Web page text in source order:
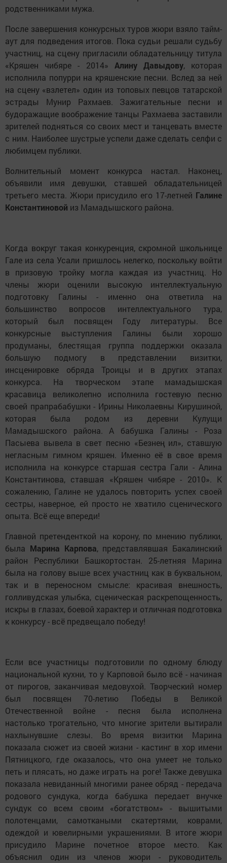
родственниками мужа.
После завершения конкурсных туров жюри взяло тайм-
аут для подведения итогов. Пока судьи решали судьбу
участниц, на сцену пригласили обладательницу титула
«Кряшен чибяре - 2014» Алину Давыдову, которая
исполнила попурри на кряшенские песни. Вслед за ней
на сцену «взлетел» один из топовых певцов татарской
эстрады Мунир Рахмаев. Зажигательные песни и
будоражащие воображение танцы Рахмаева заставили
зрителей подняться со своих мест и танцевать вместе
с ним. Наиболее шустрые успели даже сделать селфи с
любимцем публики.
Волнительный момент конкурса настал. Наконец,
объявили имя девушки, ставшей обладательницей
третьего места. Жюри присудило его 17-летней Галине
Константиновой из Мамадышского района.
Когда вокруг такая конкуренция, скромной школьнице
Гале из села Усали пришлось нелегко, поскольку войти
в призовую тройку могла каждая из участниц. Но
члены жюри оценили высокую интеллектуальную
подготовку Галины - именно она ответила на
большинство вопросов интеллектуального тура,
который был посвящен Году литературы. Все
конкурсные выступления Галины были хорошо
продуманы, блестящая группа поддержки оказала
большую подмогу в представлении визитки,
инсценировке обряда Троицы и в других этапах
конкурса. На творческом этапе мамадышская
красавица великолепно исполнила гостевую песню
своей прапрабабушки - Ирины Николаевны Кирушиной,
которая была родом из деревни Кулущи
Мамадышского района. А бабушка Галины - Роза
Пасыева вывела в свет песню «Безнең ил», ставшую
негласным гимном кряшен. Именно её в свое время
исполнила на конкурсе старшая сестра Гали - Алина
Константинова, ставшая «Кряшен чибяре - 2010». К
сожалению, Галине не удалось повторить успех своей
сестры, наверное, ей просто не хватило сценического
опыта. Всё еще впереди!
Главной претенденткой на корону, по мнению публики,
была Марина Карпова, представлявшая Бакалинский
район Республики Башкортостан. 25-летняя Марина
была на голову выше всех участниц как в буквальном,
так и в переносном смысле: красивая внешность,
голливудская улыбка, сценическая раскрепощенность,
искры в глазах, боевой характер и отличная подготовка
к конкурсу - всё предвещало победу!
Если все участницы подготовили по одному блюду
национальной кухни, то у Карповой было всё - начиная
от пирогов, заканчивая медовухой. Творческий номер
был посвящен 70-летию Победы в Великой
Отечественной войне - песня была исполнена
настолько трогательно, что многие зрители вытирали
нахлынувшие слезы. Во время визитки Марина
показала сюжет из своей жизни - кастинг в хор имени
Пятницкого, где оказалось, что она умеет не только
петь и плясать, но даже играть на роге! Также девушка
показала невиданный многими ранее обряд - передача
родового сундука, когда бабушка передает внучке
сундук со всем своим «богатством» - вышитыми
полотенцами, самоткаными скатертями, коврами,
одеждой и ювелирными украшениями. В итоге жюри
присудило Марине почетное второе место. Как
объяснил один из членов жюри - руководитель